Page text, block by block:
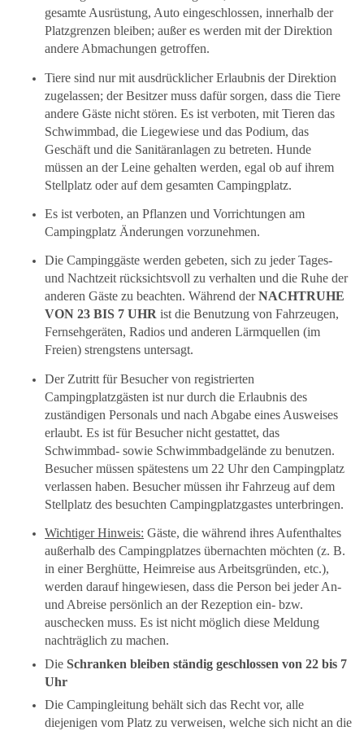
gesamte Ausrüstung, Auto eingeschlossen, innerhalb der
Platzgrenzen bleiben; außer es werden mit der Direktion
andere Abmachungen getroffen.
Tiere sind nur mit ausdrücklicher Erlaubnis der Direktion
zugelassen; der Besitzer muss dafür sorgen, dass die Tiere
andere Gäste nicht stören. Es ist verboten, mit Tieren das
Schwimmbad, die Liegewiese und das Podium, das
Geschäft und die Sanitäranlagen zu betreten. Hunde
müssen an der Leine gehalten werden, egal ob auf ihrem
Stellplatz oder auf dem gesamten Campingplatz.
Es ist verboten, an Pflanzen und Vorrichtungen am
Campingplatz Änderungen vorzunehmen.
Die Campinggäste werden gebeten, sich zu jeder Tages-
und Nachtzeit rücksichtsvoll zu verhalten und die Ruhe der
anderen Gäste zu beachten. Während derNACHTRUHE
VON 23 BIS 7 UHR ist die Benutzung von Fahrzeugen,
Fernsehgeräten, Radios und anderen Lärmquellen (im
Freien) strengstens untersagt.
Der Zutritt für Besucher von registrierten
Campingplatzgästen ist nur durch die Erlaubnis des
zuständigen Personals und nach Abgabe eines Ausweises
erlaubt. Es ist für Besucher nicht gestattet, das
Schwimmbad- sowie Schwimmbadgelände zu benutzen.
Besucher müssen spätestens um 22 Uhr den Campingplatz
verlassen haben. Besucher müssen ihr Fahrzeug auf dem
Stellplatz des besuchten Campingplatzgastes unterbringen.
Wichtiger Hinweis: Gäste, die während ihres Aufenthaltes
außerhalb des Campingplatzes übernachten möchten (z. B.
in einer Berghütte, Heimreise aus Arbeitsgründen, etc.),
werden darauf hingewiesen, dass die Person bei jeder An-
und Abreise persönlich an der Rezeption ein- bzw.
auschecken muss. Es ist nicht möglich diese Meldung
nachträglich zu machen.
Die Schranken bleiben ständig geschlossen von 22 bis 7
Uhr
Die Campingleitung behält sich das Recht vor, alle
diejenigen vom Platz zu verweisen, welche sich nicht an die